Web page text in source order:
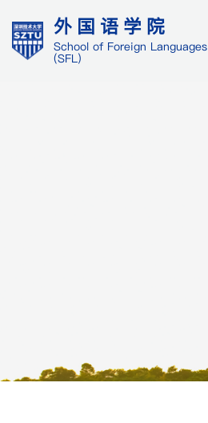
外国语学院
School of Foreign Languages
(SFL)